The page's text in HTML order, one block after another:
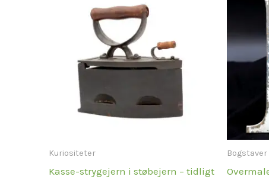
Kuriositeter
Kasse-strygejern i støbejern – tidligt
Bogstaver